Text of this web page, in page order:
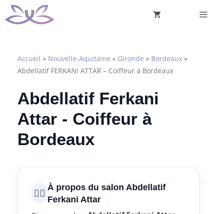
Aller
au
Accueil » Nouvelle-Aquitaine » Gironde » Bordeaux »
Abdellatif FERKANI ATTAR – Coiffeur à Bordeaux
Abdellatif Ferkani
Attar - Coiffeur à
Bordeaux
💇‍♀️ À propos du salon Abdellatif
Ferkani Attar